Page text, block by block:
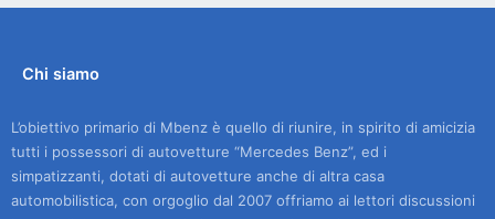
Chi siamo
L’obiettivo primario di Mbenz è quello di riunire, in spirito di amicizia
tutti i possessori di autovetture “Mercedes Benz”, ed i
simpatizzanti, dotati di autovetture anche di altra casa
automobilistica, con orgoglio dal 2007 offriamo ai lettori discussioni